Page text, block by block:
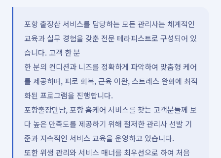
포항 출장샵 서비스를 담당하는 모든 관리사는 체계적인
교육과 실무 경험을 갖춘 전문 테라피스트로 구성되어 있
습니다. 고객 한 분
한 분의 컨디션과 니즈를 정확하게 파악하여 맞춤형 케어
를 제공하며, 피로 회복, 근육 이완, 스트레스 완화에 최적
화된 프로그램을 진행합니다.
포항출장만남, 포항 홈케어 서비스를 찾는 고객분들께 보
다 높은 만족도를 제공하기 위해 철저한 관리사 선발 기
준과 지속적인 서비스 교육을 운영하고 있습니다.
또한 위생 관리와 서비스 매너를 최우선으로 하여 처음